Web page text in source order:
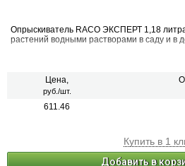
Опрыскиватель RACO ЭКСПЕРТ 1,18
растений водными растворами в саду и в
Цена,
руб./шт.
611.46
Купить в 1
Добавить в